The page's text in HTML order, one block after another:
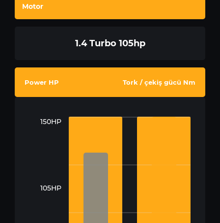
Motor
1.4 Turbo 105hp
Power HP Tork / çekiş gücü Nm
150HP
105HP